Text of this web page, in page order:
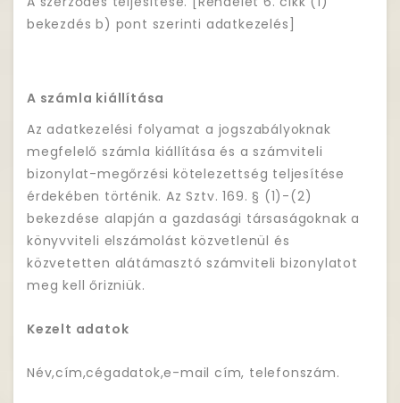
bekezdés b) pont szerinti adatkezelés]
A számla kiállítása
Az adatkezelési folyamat a jogszabályoknak
megfelelő számla kiállítása és a számviteli
bizonylat-megőrzési kötelezettség teljesítése
érdekében történik. Az Sztv. 169. § (1)-(2)
bekezdése alapján a gazdasági társaságoknak a
könyvviteli elszámolást közvetlenül és
közvetetten alátámasztó számviteli bizonylatot
meg kell őrizniük.
Kezelt adatok
Név,cím,cégadatok,e-mail cím, telefonszám.